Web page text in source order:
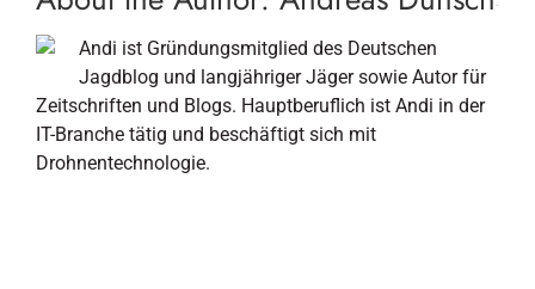
Andi ist Gründungsmitglied des Deutschen
Jagdblog und langjähriger Jäger sowie Autor für
Zeitschriften und Blogs. Hauptberuflich ist Andi in der
IT-Branche tätig und beschäftigt sich mit
Drohnentechnologie.